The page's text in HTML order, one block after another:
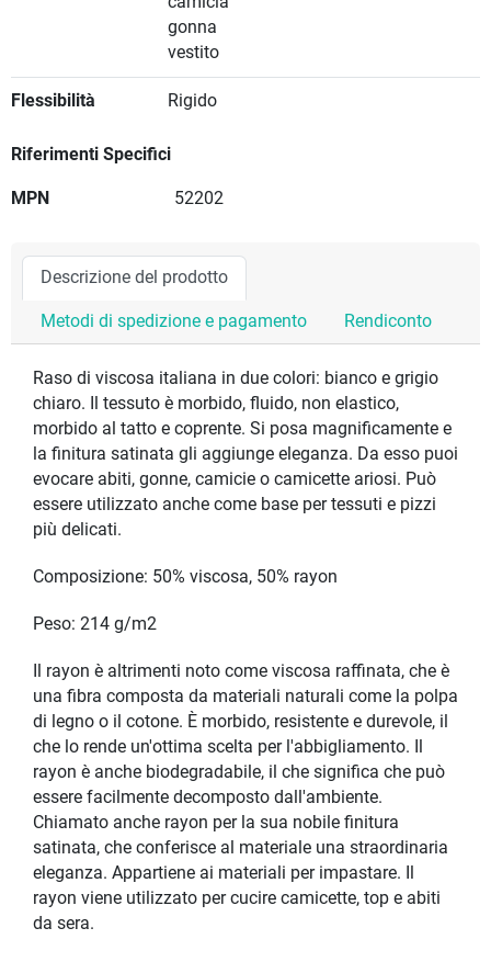
gonna
vestito
Flessibilità Rigido
Riferimenti Specifici
MPN 52202
Descrizione del prodotto
Metodi di spedizione e pagamento Rendiconto
Raso di viscosa italiana in due colori: bianco e grigio
chiaro. Il tessuto è morbido, fluido, non elastico,
morbido al tatto e coprente. Si posa magnificamente e
la finitura satinata gli aggiunge eleganza. Da esso puoi
evocare abiti, gonne, camicie o camicette ariosi. Può
essere utilizzato anche come base per tessuti e pizzi
più delicati.
Composizione: 50% viscosa, 50% rayon
Peso: 214 g/m2
Il rayon è altrimenti noto come viscosa raffinata, che è
una fibra composta da materiali naturali come la polpa
di legno o il cotone. È morbido, resistente e durevole, il
che lo rende un'ottima scelta per l'abbigliamento. Il
rayon è anche biodegradabile, il che significa che può
essere facilmente decomposto dall'ambiente.
Chiamato anche rayon per la sua nobile finitura
satinata, che conferisce al materiale una straordinaria
eleganza. Appartiene ai materiali per impastare. Il
rayon viene utilizzato per cucire camicette, top e abiti
da sera.